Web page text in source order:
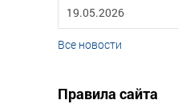
19.05.2026
Все новости
Правила сайта